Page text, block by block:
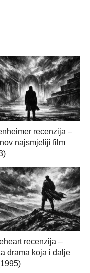
recenzija –
najsmjeliji film
recenzija –
drama koja i dalje